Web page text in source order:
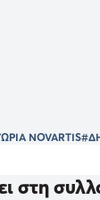
NOVARTIS
στη